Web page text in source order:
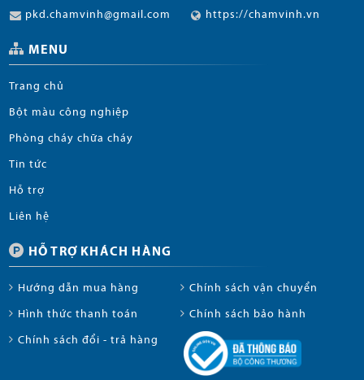
pkd.chamvinh@gmail.com https://chamvinh.vn
MENU
Trang chủ
Bột màu công nghiệp
Phòng cháy chữa cháy
Tin tức
Hỗ trợ
Liên hệ
HỖ TRỢ KHÁCH HÀNG
Hướng dẫn mua hàng Chính sách vận chuyển
Hình thức thanh toán Chính sách bảo hành
Chính sách đổi - trả hàng